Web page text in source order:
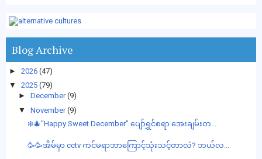
Blog Archive
► 2026 (47)
▼
2025 (79)
► December (9)
▼
November (9)
❄️🎄"Happy Sweet December" ပျော်ရွှင်စရာ အေးချမ်းတ...
🥳🥳အိမ်မှာ cctv ကင်မရာဘာကြောင့်သုံးသင့်တာလဲ? ဘယ်လ...